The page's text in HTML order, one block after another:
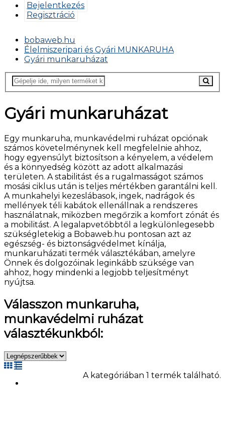
Bejelentkezés
Regisztráció
bobaweb.hu
Élelmiszeripari és Gyári MUNKARUHA
Gyári munkaruházat
Gyári munkaruházat
Egy munkaruha, munkavédelmi ruházat opciónak
számos követelménynek kell megfelelnie ahhoz,
hogy egyensúlyt biztosítson a kényelem, a védelem
és a könnyedség között az adott alkalmazási
területen. A stabilitást és a rugalmasságot számos
mosási ciklus után is teljes mértékben garantálni kell.
A munkahelyi kezeslábasok, ingek, nadrágok és
mellények téli kabátok ellenállnak a rendszeres
használatnak, miközben megőrzik a komfort zónát és
a mobilitást. A legalapvetőbbtől a legkülönlegesebb
szükségletekig a Bobaweb.hu pontosan azt az
egészség- és biztonságvédelmet kínálja,
munkaruházati termék választékában, amelyre
Önnek és dolgozóinak leginkább szüksége van
ahhoz, hogy mindenki a legjobb teljesítményt
nyújtsa.
Válasszon munkaruha,
munkavédelmi ruházat
választékunkból:
A kategóriában 1 termék található.